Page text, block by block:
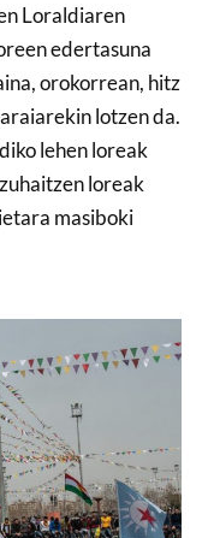
Loraldiaren
edertasuna
orokorrean, hitz
lotzen da.
lehen loreak
loreak
masiboki